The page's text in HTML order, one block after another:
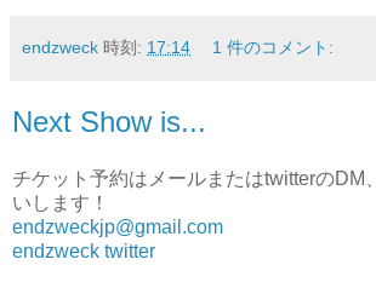
endzweck 時刻: 17:14 1 件のコメント:
Next Show is...
チケット予約はメールまたはtwitterのDM
いします！
endzweckjp@gmail.com
endzweck twitter